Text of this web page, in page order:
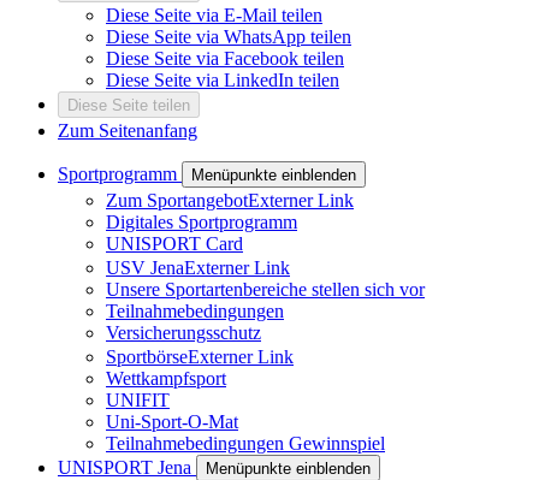
Diese Seite via E-Mail teilen
Diese Seite via WhatsApp teilen
Diese Seite via Facebook teilen
Diese Seite via LinkedIn teilen
Diese Seite teilen
Zum Seitenanfang
Sportprogramm Menüpunkte einblenden
Zum SportangebotExterner Link
Digitales Sportprogramm
UNISPORT Card
USV JenaExterner Link
Unsere Sportartenbereiche stellen sich vor
Teilnahmebedingungen
Versicherungsschutz
SportbörseExterner Link
Wettkampfsport
UNIFIT
Uni-Sport-O-Mat
Teilnahmebedingungen Gewinnspiel
UNISPORT Jena
Menüpunkte einblenden